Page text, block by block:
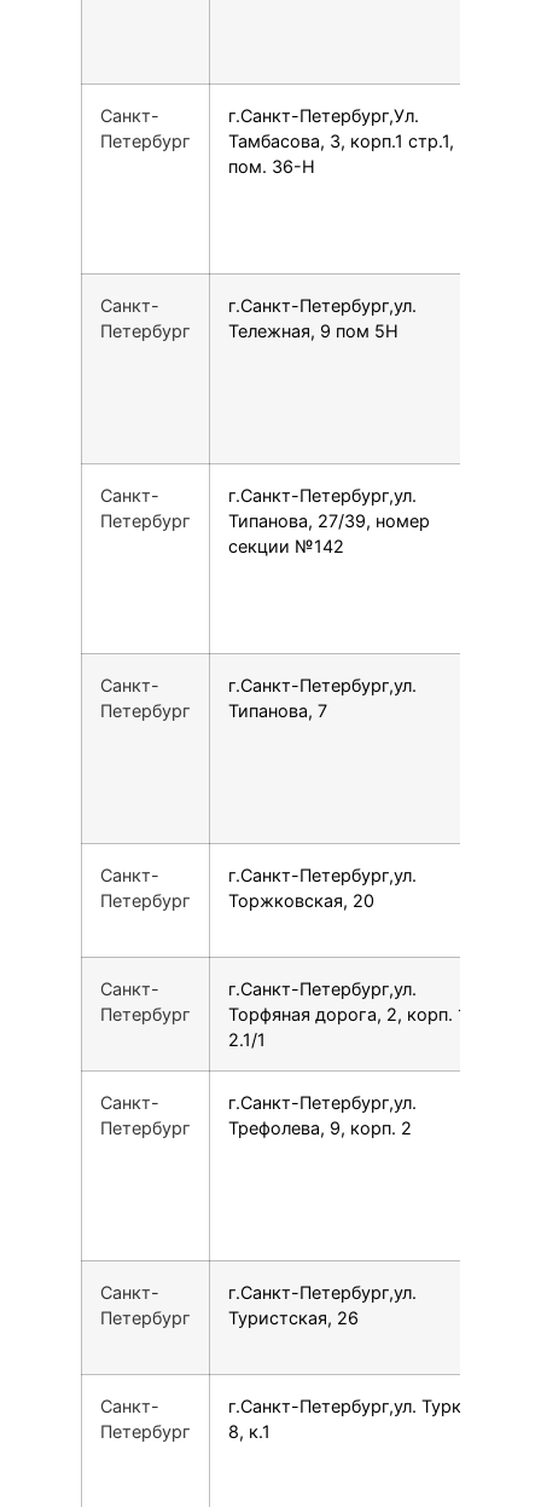
Санкт-
Петербург
г.Санкт-Петербург,Ул.
Тамбасова, 3, корп.1 стр.1,
пом. 36-Н
Санкт-
Петербург
г.Санкт-Петербург,ул.
Тележная, 9 пом 5Н
Санкт-
Петербург
г.Санкт-Петербург,ул.
Типанова, 27/39, номер
секции №142
Санкт-
Петербург
г.Санкт-Петербург,ул.
Типанова, 7
Санкт-
Петербург
г.Санкт-Петербург,ул.
Торжковская, 20
Санкт-
Петербург
г.Санкт-Петербург,ул.
Торфяная дорога, 2, корп. 1,
2.1/1
Санкт-
Петербург
г.Санкт-Петербург,ул.
Трефолева, 9, корп. 2
Санкт-
Петербург
г.Санкт-Петербург,ул.
Туристская, 26
Санкт-
Петербург
г.Санкт-Петербург,ул. Турку,
8, к.1